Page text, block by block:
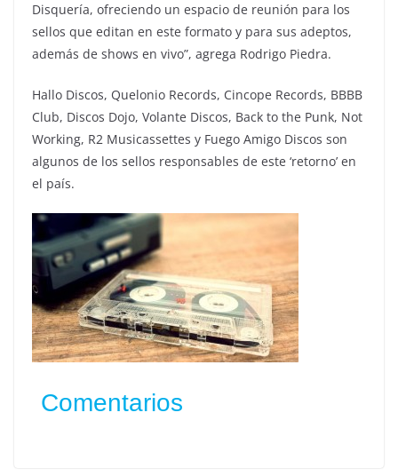
Disquería, ofreciendo un espacio de reunión para los
sellos que editan en este formato y para sus adeptos,
además de shows en vivo”, agrega Rodrigo Piedra.
Hallo Discos, Quelonio Records, Cincope Records, BBBB
Club, Discos Dojo, Volante Discos, Back to the Punk, Not
Working, R2 Musicassettes y Fuego Amigo Discos son
algunos de los sellos responsables de este ‘retorno’ en
el país.
Comentarios